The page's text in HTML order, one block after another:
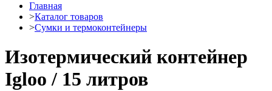
Главная
>Каталог товаров
>Сумки и термоконтейнеры
Изотермический контейнер
Igloo / 15 литров